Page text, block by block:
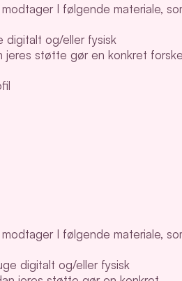
I følgende materiale,
digitalt og/eller fysisk
jeres støtte gør en konkret
I følgende materiale,
digitalt og/eller fysisk